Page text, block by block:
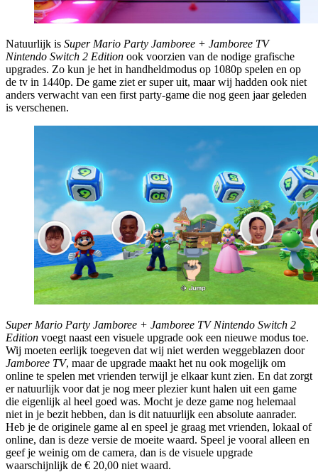
Natuurlijk is Super Mario Party Jamboree + Jamboree TV
Nintendo Switch 2 Edition ook voorzien van de nodige grafische
upgrades. Zo kun je het in handheldmodus op 1080p spelen en op
de tv in 1440p. De game ziet er super uit, maar wij hadden ook niet
anders verwacht van een first party-game die nog geen jaar geleden
is verschenen.
Super Mario Party Jamboree + Jamboree TV Nintendo Switch 2
Edition voegt naast een visuele upgrade ook een nieuwe modus toe.
Wij moeten eerlijk toegeven dat wij niet werden weggeblazen door
Jamboree TV, maar de upgrade maakt het nu ook mogelijk om
online te spelen met vrienden terwijl je elkaar kunt zien. En dat zorgt
er natuurlijk voor dat je nog meer plezier kunt halen uit een game
die eigenlijk al heel goed was. Mocht je deze game nog helemaal
niet in je bezit hebben, dan is dit natuurlijk een absolute aanrader.
Heb je de originele game al en speel je graag met vrienden, lokaal of
online, dan is deze versie de moeite waard. Speel je vooral alleen en
geef je weinig om de camera, dan is de visuele upgrade
waarschijnlijk de € 20,00 niet waard.